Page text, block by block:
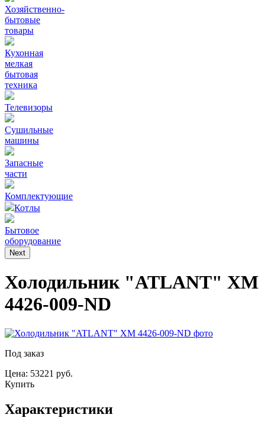
Хозяйственно-
бытовые
товары
Кухонная
мелкая
бытовая
техника
Телевизоры
Сушильные
машины
Запасные
части
Комплектующие
Котлы
Бытовое
оборудование
Next
Холодильник "ATLANT" ХМ
4426-009-ND
Под заказ
Цена: 53221 руб.
Купить
Характеристики